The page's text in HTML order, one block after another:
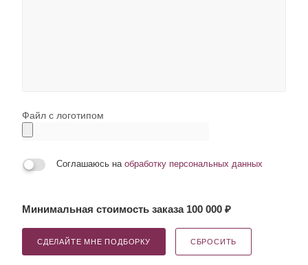
Файл с логотипом
Соглашаюсь на обработку персональных данных
Минимальная стоимость заказа 100 000 ₽
СДЕЛАЙТЕ МНЕ ПОДБОРКУ СБРОСИТЬ